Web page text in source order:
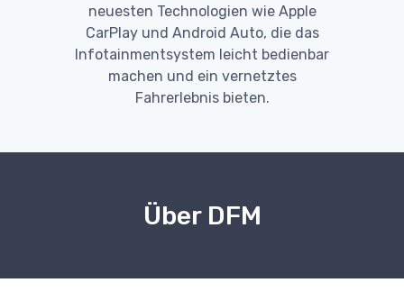
neuesten Technologien wie Apple
CarPlay und Android Auto, die das
Infotainmentsystem leicht bedienbar
machen und ein vernetztes
Fahrerlebnis bieten.
Über DFM